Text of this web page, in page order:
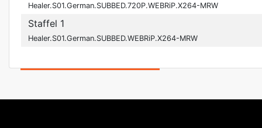
Healer.S01.German.SUBBED.720P.WEBRiP.X264-MRW
Staffel 1
Healer.S01.German.SUBBED.WEBRiP.X264-MRW